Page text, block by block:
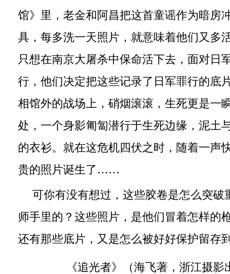
馆》里，老金和阿昌把这首童谣作为暗房
具，每多洗一天照片，就意味着他们又多
只想在南京大屠杀中保命活下去，面对日
行，他们决定把这些记录了日军罪行的底
相馆外的战场上，硝烟滚滚，生死更是一
处，一个身影匍匐潜行于生死边缘，泥土
的衣衫。就在这危机四伏之时，随着一声
贵的照片诞生了……
可你有没有想过，这些胶卷是怎么突破
师手里的？这些照片，是他们冒着怎样的
还有那些底片，又是怎么被好好保护留存
《追光者》（海飞著，浙江摄影